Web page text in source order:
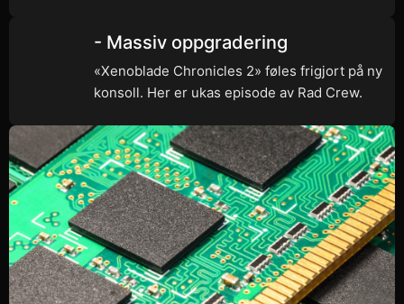
- Massiv oppgradering
«Xenoblade Chronicles 2» føles frigjort på ny
konsoll. Her er ukas episode av Rad Crew.